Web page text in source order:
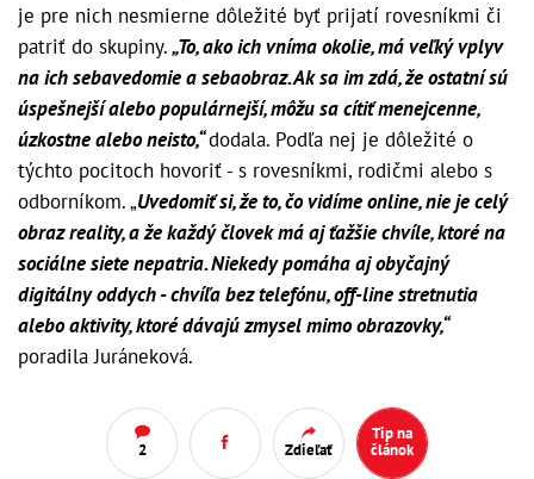
je pre nich nesmierne dôležité byť prijatí rovesníkmi či
patriť do skupiny.„To, ako ich vníma okolie, má veľký vplyv
na ich sebavedomie a sebaobraz. Ak sa im zdá, že ostatní sú
úspešnejší alebo populárnejší, môžu sa cítiť menejcenne,
úzkostne alebo neisto,“dodala. Podľa nej je dôležité o
týchto pocitoch hovoriť - s rovesníkmi, rodičmi alebo s
odborníkom. „Uvedomiť si, že to, čo vidíme online, nie je celý
obraz reality, a že každý človek má aj ťažšie chvíle, ktoré na
sociálne siete nepatria. Niekedy pomáha aj obyčajný
digitálny oddych - chvíľa bez telefónu, off-line stretnutia
alebo aktivity, ktoré dávajú zmysel mimo obrazovky,“
poradila Juráneková.
2 Zdieľať
Tip na
článok